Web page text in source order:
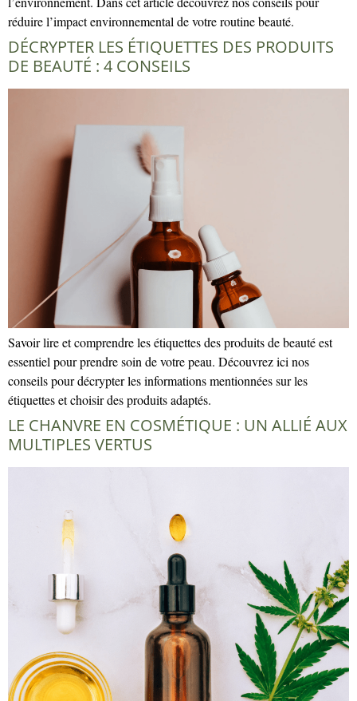
réduire l’impact environnemental de votre routine beauté.
DÉCRYPTER LES ÉTIQUETTES DES PRODUITS
DE BEAUTÉ : 4 CONSEILS
Savoir lire et comprendre les étiquettes des produits de beauté est
essentiel pour prendre soin de votre peau. Découvrez ici nos
conseils pour décrypter les informations mentionnées sur les
étiquettes et choisir des produits adaptés.
LE CHANVRE EN COSMÉTIQUE : UN ALLIÉ AUX
MULTIPLES VERTUS